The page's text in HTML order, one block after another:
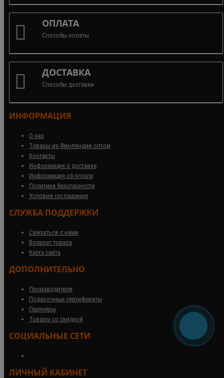
ОПЛАТА
Способы оплаты
ДОСТАВКА
Способы доставки
ИНФОРМАЦИЯ
О нас
Товары из Финляндии оптом
Контакты
Информация о доставке
Информация об оплате
Политика безопасности
Условия соглашения
СЛУЖБА ПОДДЕРЖКИ
Связаться с нами
Возврат товара
Карта сайта
ДОПОЛНИТЕЛЬНО
Производители
Подарочные сертификаты
Партнёры
Товары со скидкой
СОЦИАЛЬНЫЕ СЕТИ
ЛИЧНЫЙ КАБИНЕТ